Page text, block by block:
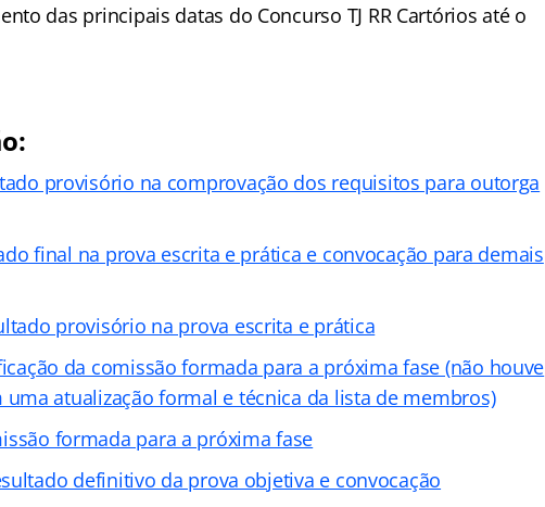
das principais datas do Concurso TJ RR Cartórios até o
provisório na comprovação dos requisitos para outorga
final na prova escrita e prática e convocação para demais
provisório na prova escrita e prática
da comissão formada para a próxima fase (não houve
uma atualização formal e técnica da lista de membros)
formada para a próxima fase
definitivo da prova objetiva e convocação